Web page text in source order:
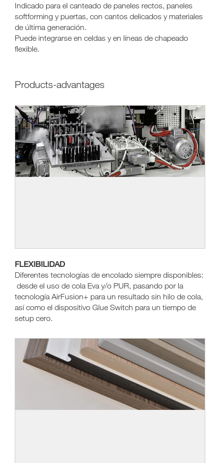
Indicado para el canteado de paneles rectos, paneles
softforming y puertas, con cantos delicados y materiales
de última generación.
Puede integrarse en celdas y en líneas de chapeado
flexible.
products-advantages
FLEXIBILIDAD
Diferentes tecnologías de encolado siempre disponibles:
desde el uso de cola Eva y/o PUR, pasando por la
tecnología AirFusion+ para un resultado sin hilo de cola,
así como el dispositivo Glue Switch para un tiempo de
setup cero.